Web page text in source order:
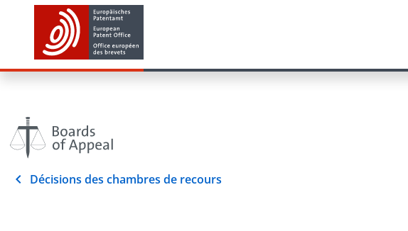
Décisions des chambres de recours